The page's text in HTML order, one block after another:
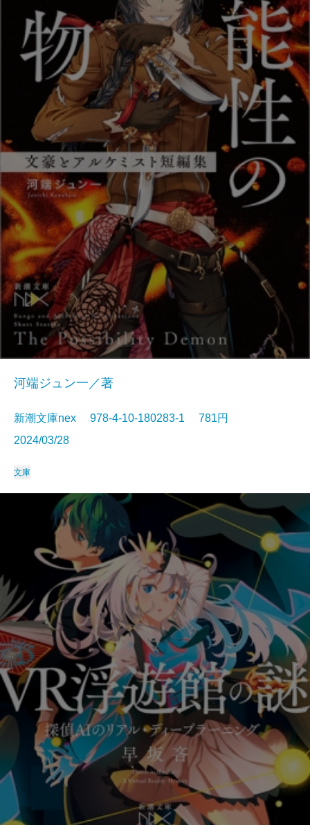
河端ジュン一／著
新潮文庫nex 978-4-10-180283-1 781円
2024/03/28
文庫